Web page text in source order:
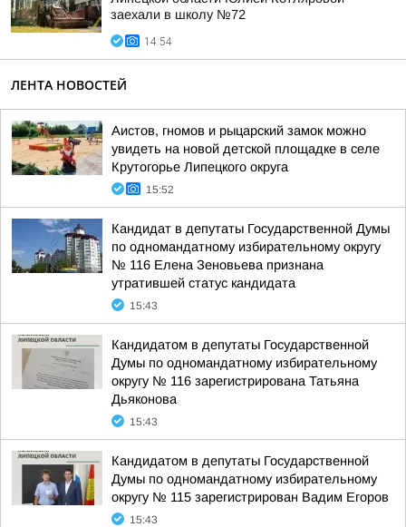
заехали в школу №72
14:54
ЛЕНТА НОВОСТЕЙ
Аистов, гномов и рыцарский замок можно
увидеть на новой детской площадке в селе
Крутогорье Липецкого округа
15:52
Кандидат в депутаты Государственной Думы
по одномандатному избирательному округу
№ 116 Елена Зеновьева признана
утратившей статус кандидата
15:43
Кандидатом в депутаты Государственной
Думы по одномандатному избирательному
округу № 116 зарегистрирована Татьяна
Дьяконова
15:43
Кандидатом в депутаты Государственной
Думы по одномандатному избирательному
округу № 115 зарегистрирован Вадим Егоров
15:43